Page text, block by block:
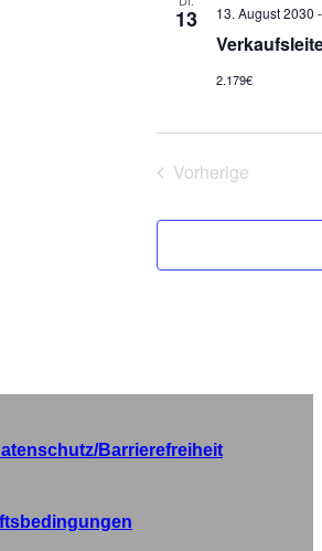
13 13. August 2030
2.179€
Vorherige
Barrierefreiheit